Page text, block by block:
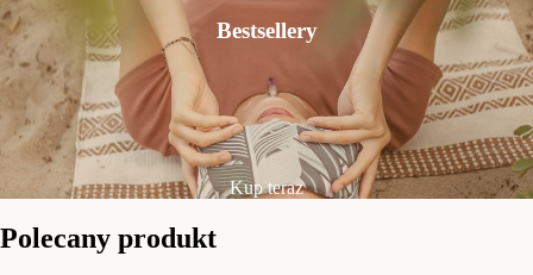
Bestsellery
Kup teraz
Polecany produkt